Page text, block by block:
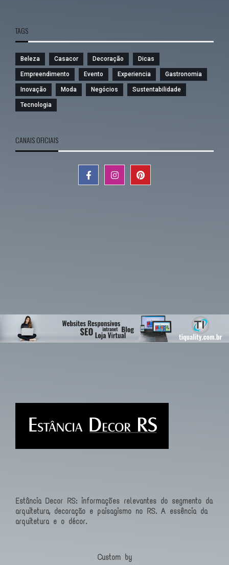
TAGS
Beleza Casacor Decoração Dicas
Empreendimento Evento Experiencia Gastronomia
Inovação Moda Negócios Sustentabilidade
Tecnologia
CANAIS OFICIAIS
Estância Decor RS: informações relevantes do segmento da
arquitetura, decoração e paisagismo no RS. A essência da
arquitetura e o décor.
Custom by